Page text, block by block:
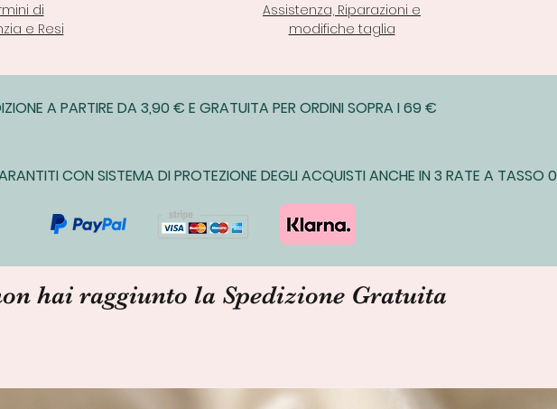
di
e Resi
Assistenza, Riparazioni e
modifiche taglia
A PARTIRE DA 3,90 € E GRATUITA PER ORDINI SOPRA I 69 €
CON SISTEMA DI PROTEZIONE DEGLI ACQUISTI ANCHE IN 3 RATE A TASSO 0
hai raggiunto la Spedizione Gratuita